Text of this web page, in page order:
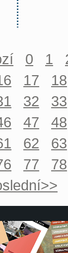
0 1
17
18
32
33
47
48
62
63
77
78